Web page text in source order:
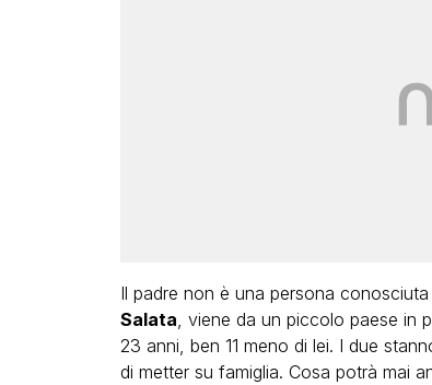
Il padre non è una persona
Salata, viene da un piccolo paese in
23 anni, ben 11 meno di lei. I due
di metter su famiglia. Cosa potrà mai